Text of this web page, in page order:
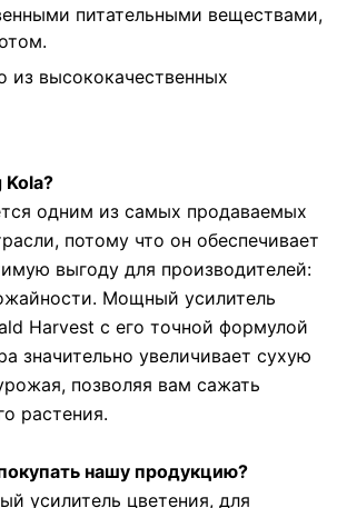
питательными веществами,
из высококачественных
Kola?
одним из самых продаваемых
потому что он обеспечивает
выгоду для производителей:
Мощный усилитель
Harvest с его точной формулой
значительно увеличивает сухую
позволяя вам сажать
растения.
нашу продукцию?
усилитель цветения, для